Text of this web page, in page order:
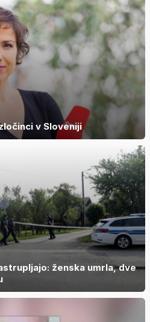
v Sloveniji
ženska umrla, dve